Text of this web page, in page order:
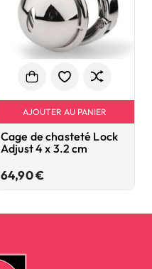
AJOUTER AU PANIER
Cage de chasteté Lock
Adjust 4 x 3.2 cm
64,90 €Prix